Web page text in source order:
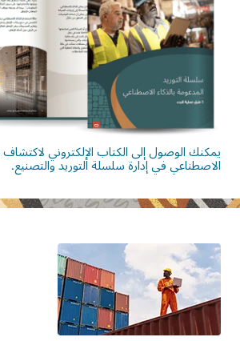
يمكنك الوصول إلى الكتاب الإلكتروني لاكتشاف
الاصطناعي في إدارة سلسلة التوريد والتصنيع.